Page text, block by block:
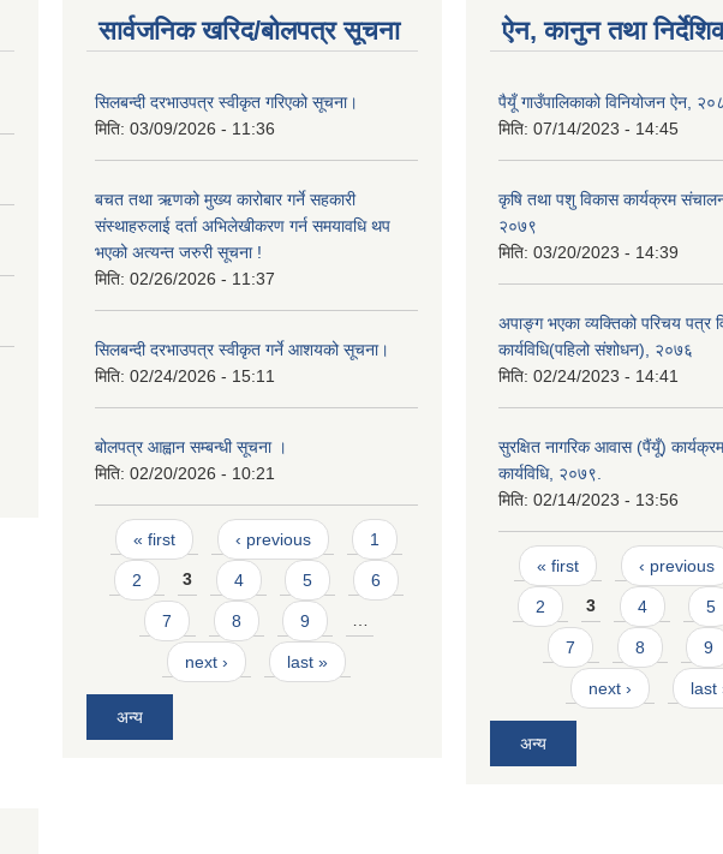
सार्वजनिक खरिद/बोलपत्र सूचना
सिलबन्दी दरभाउपत्र स्वीकृत गरिएको सूचना।
मिति: 03/09/2026 - 11:36
बचत तथा ऋणको मुख्य कारोबार गर्ने सहकारी
संस्थाहरुलाई दर्ता अभिलेखीकरण गर्न समयावधि थप
भएको अत्यन्त जरुरी सूचना !
मिति: 02/26/2026 - 11:37
सिलबन्दी दरभाउपत्र स्वीकृत गर्ने आशयको सूचना।
मिति: 02/24/2026 - 15:11
बोलपत्र आह्वान सम्बन्धी सूचना ।
मिति: 02/20/2026 - 10:21
Pages
« first ‹ previous 1
2 3 4 5 6
7 8 9 …
next › last »
अन्य
ऐन, कानुन तथा
पैयूँ गाउँपालिकाको विनियोजन ऐन,
मिति: 07/14/2023 - 14:45
कृषि तथा पशु विकास कार्यक्रम संचालन
२०७९
मिति: 03/20/2023 - 14:39
अपाङ्ग भएका व्यक्तिको परिचय पत्र
कार्यविधि(पहिलो संशोधन), २०७६
मिति: 02/24/2023 - 14:41
सुरक्षित नागरिक आवास (पैंयूँ)
कार्यविधि, २०७९.
मिति: 02/14/2023 - 13:56
Pages
« first ‹ previous
2 3 4 5
7 8 9
next › last
अन्य